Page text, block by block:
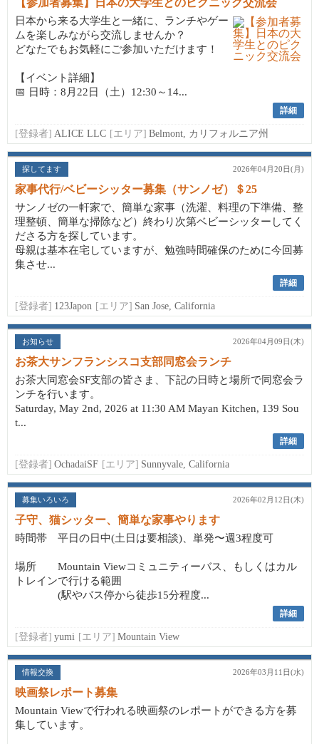
【参加者募集】日本の大学生とのピクニック交流会
日本から来る大学生と一緒に、ランチやゲー
ムを楽しみながら交流しませんか？
どなたでもお気軽にご参加いただけます！
【イベント詳細】
📅 日時：8月22日（土）12:30～14...
詳細
[登録者] ALICE LLC [エリア] Belmont, カリフォルニア州
探してます 2026年04月20日(月)
家事代行/ベビーシッター募集（サンノゼ）＄25
サンノゼの一軒家で、簡単な家事（洗濯、料理の下準備、整
理整頓、簡単な掃除など）終わり次第ベビーシッターしてく
ださる方を探しています。
母親は基本在宅していますが、勉強時間確保のために今回募
集させ...
詳細
[登録者] 123Japon [エリア] San Jose, California
お知らせ 2026年04月09日(木)
お茶大サンフランシスコ支部同窓会ランチ
お茶大同窓会SF支部の皆さま、下記の日時と場所で同窓会ラ
ンチを行います。
Saturday, May 2nd, 2026 at 11:30 AM Mayan Kitchen, 139 Sou
t...
詳細
[登録者] OchadaiSF [エリア] Sunnyvale, California
募集いろいろ 2026年02月12日(木)
子守、猫シッター、簡単な家事やります
時間帯 平日の日中(土日は要相談)、単発〜週3程度可
場所 Mountain Viewコミュニティーバス、もしくはカル
トレインで行ける範囲
(駅やバス停から徒歩15分程度...
詳細
[登録者] yumi [エリア] Mountain View
情報交換 2026年03月11日(水)
映画祭レポート募集
Mountain Viewで行われる映画祭のレポートができる方を募
集しています。